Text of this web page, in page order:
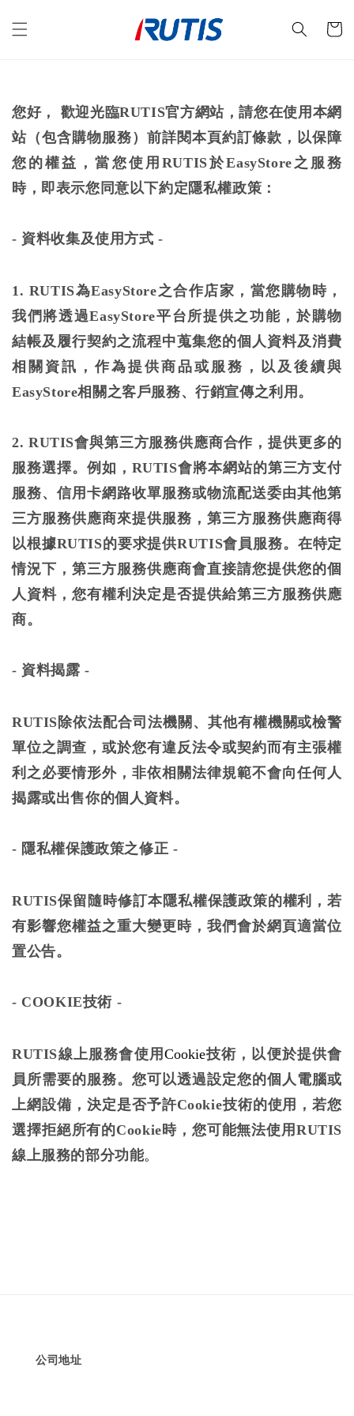
您好， 歡迎光臨RUTIS官方網站，請您在使用本網
站（包含購物服務）前詳閱本頁約訂條款，以保障
您的權益，當您使用RUTIS於EasyStore之服務
時，即表示您同意以下約定隱私權政策：
- 資料收集及使用方式 -
1. RUTIS為EasyStore之合作店家，當您購物時，
我們將透過EasyStore平台所提供之功能，於購物
結帳及履行契約之流程中蒐集您的個人資料及消費
相關資訊，作為提供商品或服務，以及後續與
EasyStore相關之客戶服務、行銷宣傳之利用。
2. RUTIS會與第三方服務供應商合作，提供更多的
服務選擇。例如，RUTIS會將本網站的第三方支付
服務、信用卡網路收單服務或物流配送委由其他第
三方服務供應商來提供服務，第三方服務供應商得
以根據RUTIS的要求提供RUTIS會員服務。在特定
情況下，第三方服務供應商會直接請您提供您的個
人資料，您有權利決定是否提供給第三方服務供應
商。
- 資料揭露 -
RUTIS除依法配合司法機關、其他有權機關或檢警
單位之調查，或於您有違反法令或契約而有主張權
利之必要情形外，非依相關法律規範不會向任何人
揭露或出售你的個人資料。
- 隱私權保護政策之修正 -
RUTIS保留隨時修訂本隱私權保護政策的權利，若
有影響您權益之重大變更時，我們會於網頁適當位
置公告。
- COOKIE技術 -
RUTIS線上服務會使用Cookie技術，以便於提供會
員所需要的服務。您可以透過設定您的個人電腦或
上網設備，決定是否予許Cookie技術的使用，若您
選擇拒絕所有的Cookie時，您可能無法使用RUTIS
線上服務的部分功能。
公司地址